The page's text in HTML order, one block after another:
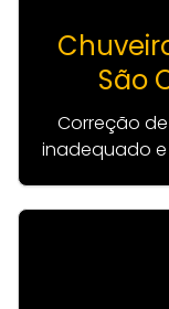
São
Correção
inadequado e